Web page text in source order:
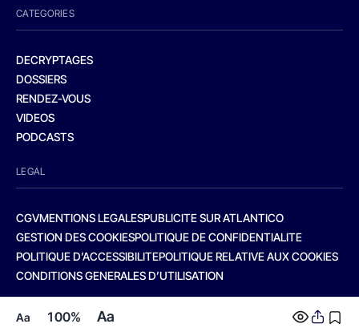
Aa 100% Aa
CATEGORIES
DECRYPTAGES
DOSSIERS
RENDEZ-VOUS
VIDEOS
PODCASTS
LEGAL
CGVMENTIONS LEGALESPUBLICITE SUR ATLANTICO
GESTION DES COOKIESPOLITIQUE DE CONFIDENTIALITE
POLITIQUE D’ACCESSIBILITEPOLITIQUE RELATIVE AUX COOKIES
CONDITIONS GENERALES D’UTILISATION